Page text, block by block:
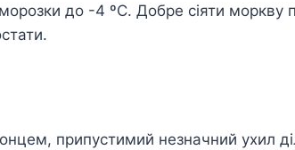
до -4 ºC. Добре сіяти
припустимий незначний